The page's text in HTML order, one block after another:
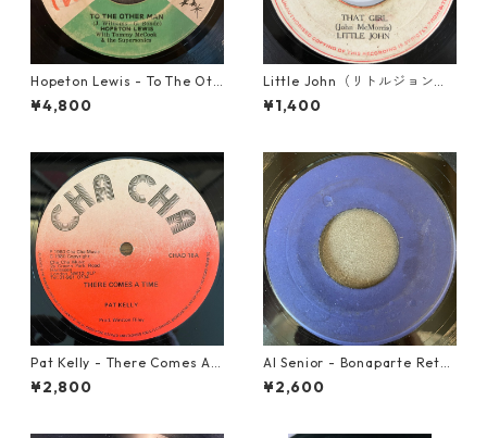
Hopeton Lewis - To The Oth
er Man【7-22023】
¥4,800
Little John（リトルジョン）
- That Girl 【7-20045】
¥1,400
Pat Kelly - There Comes A T
ime【12-50057】
¥2,800
Al Senior - Bonaparte Retre
at【7-21861】
¥2,600